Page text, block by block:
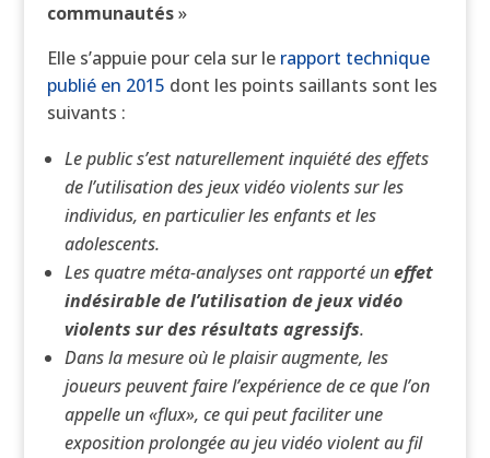
communautés»
Elle s’appuie pour cela sur le rapport technique
publié en 2015 dont les points saillants sont les
suivants :
Le public s’est naturellement inquiété des effets
de l’utilisation des jeux vidéo violents sur les
individus, en particulier les enfants et les
adolescents.
Les quatre méta-analyses ont rapporté uneffet
indésirable de l’utilisation de jeux vidéo
violents sur des résultats agressifs.
Dans la mesure où le plaisir augmente, les
joueurs peuvent faire l’expérience de ce que l’on
appelle un «flux», ce qui peut faciliter une
exposition prolongée au jeu vidéo violent au fil